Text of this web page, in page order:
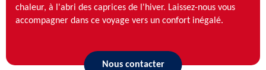
chaleur, à l'abri des caprices de l'hiver. Laissez-nous vous
accompagner dans ce voyage vers un confort inégalé.
Nous contacter